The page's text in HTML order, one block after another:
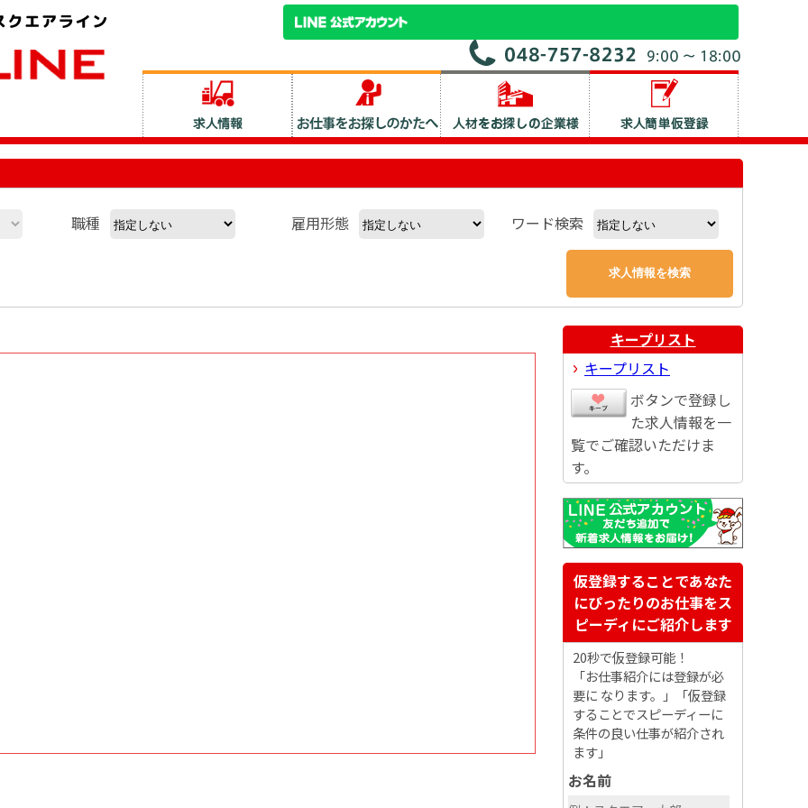
職種 雇用形態 ワード検索
キープリスト
キープリスト
ボタンで登録し
た求人情報を一
覧でご確認いただけま
す。
仮登録することであなた
にぴったりのお仕事をス
ピーディにご紹介します
20秒で仮登録可能！
「お仕事紹介には登録が必
要に なります。」「仮登録
することでスピーディーに
条件の良い仕事が紹介され
ます」
お名前